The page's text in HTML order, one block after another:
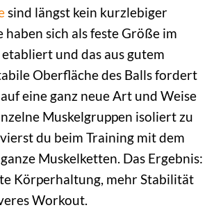
sind längst kein kurzlebiger
haben sich als feste Größe im
und das aus gutem
Oberfläche des Balls fordert
eine ganz neue Art und Weise
Muskelgruppen isoliert zu
du beim Training mit dem
Muskelketten. Das Ergebnis:
Körperhaltung, mehr Stabilität
Workout.